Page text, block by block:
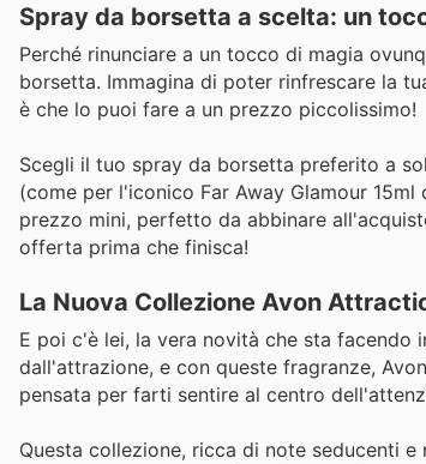
Spray da borsetta a scelta: un
Perché rinunciare a un tocco di magia
borsetta. Immagina di poter rinfrescare la
è che lo puoi fare a un prezzo piccolissimo!
Scegli il tuo spray da borsetta preferito a
(come per l'iconico Far Away Glamour
prezzo mini, perfetto da abbinare
offerta prima che finisca!
La Nuova Collezione Avon
E poi c'è lei, la vera novità che sta
dall'attrazione, e con queste fragranze,
pensata per farti sentire al centro
Questa collezione, ricca di note seducenti